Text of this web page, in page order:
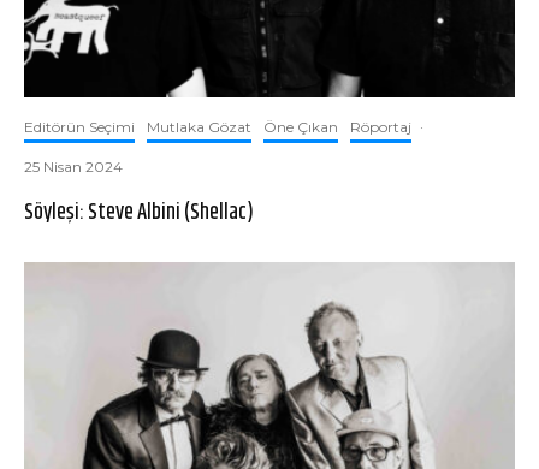
Editörün Seçimi Mutlaka Gözat Öne Çıkan Röportaj ·
25 Nisan 2024
Söyleşi: Steve Albini (Shellac)